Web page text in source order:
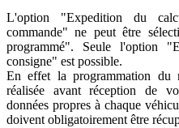
L'option "Expedition du
commande" ne peut être
programmé". Seule l'option
consigne" est possible.
En effet la programmation du
réalisée avant réception de
données propres à chaque
doivent obligatoirement être